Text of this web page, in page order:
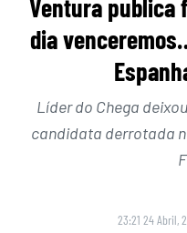
Ventura publica
dia
Líder do Chega
candidata derrotada
23:21 24 Abril,